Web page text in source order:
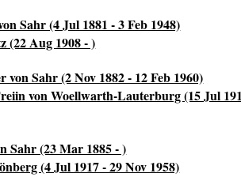
Sahr (4 Jul 1881 - 3 Feb 1948)
(22 Aug 1908 - )
von Sahr (2 Nov 1882 - 12 Feb 1960)
von Woellwarth-Lauterburg (15 Jul
Sahr (23 Mar 1885 - )
(4 Jul 1917 - 29 Nov 1958)